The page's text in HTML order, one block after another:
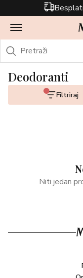
Deodoranti
Filtriraj
Niti jedan